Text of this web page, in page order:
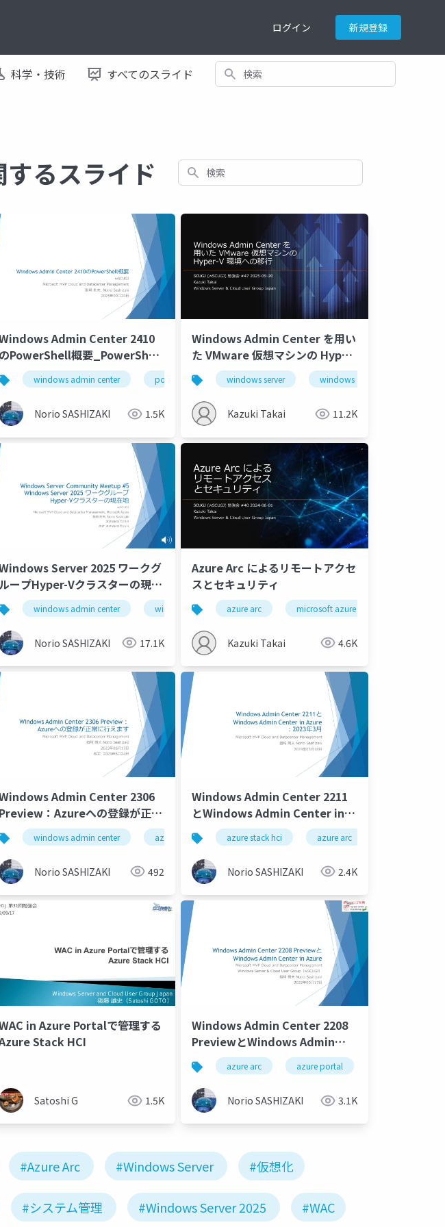
ログイン 新規登録
科学・技術 すべてのスライド 検索
るスライド 検索
Admin Center 2410
のPowerShell概要_PowerShell
for Windows Admin
Center 2410
windows admin center powershell
Norio SASHIZAKI 1.5K
Windows Admin Center を用い
た VMware 仮想マシンの Hyper-
V 環境への移行
windows server windows admin center
Kazuki Takai 11.2K
Server 2025 ワークグ
ループHyper-Vクラスターの現在
_Current location of
Windows Server 2025
Workgroup Hyper-V Cluster
windows admin center windows server 2025 workgorup cluster
Norio SASHIZAKI 17.1K
Azure Arc によるリモートアクセ
スとセキュリティ
azure arc microsoft azure
Kazuki Takai 4.6K
wac windows admin center
Admin Center 2306
Preview：Azureへの登録が正常
行えますwindows admin center azure azure active directory
Norio SASHIZAKI 492
Windows Admin Center 2211
とWindows Admin Center in
Azure：2023年3月/Windows
Admin Center 2211 and
Windows Admin Center in
Azure: March 2023
azure stack hci azure arc
Norio SASHIZAKI 2.4K
hci
in Azure Portalで管理する
Stack HCI
Satoshi G 1.5K
Windows Admin Center 2208
PreviewとWindows Admin
Center in Azure
azure arc azure portal
Norio SASHIZAKI 3.1K
#Azure Arc #Windows Server #仮想化
#システム管理 #Windows Server 2025 #WAC